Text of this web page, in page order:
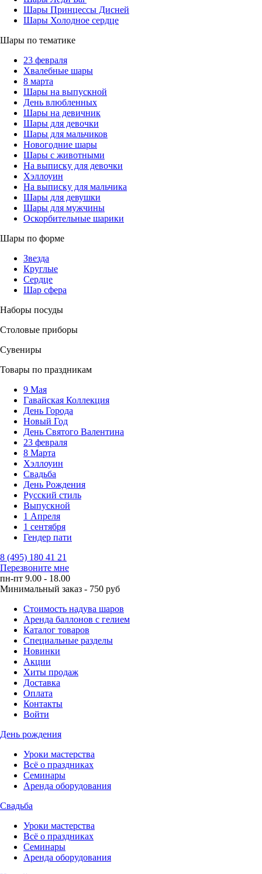
Шары Принцессы Дисней
Шары Холодное сердце
Шары по тематике
23 февраля
Хвалебные шары
8 марта
Шары на выпускной
День влюбленных
Шары на девичник
Шары для девочки
Шары для мальчиков
Новогодние шары
Шары с животными
На выписку для девочки
Хэллоуин
На выписку для мальчика
Шары для девушки
Шары для мужчины
Оскорбительные шарики
Шары по форме
Звезда
Круглые
Сердце
Шар сфера
Наборы посуды
Столовые приборы
Сувениры
Товары по праздникам
9 Мая
Гавайская Коллекция
День Города
Новый Год
День Святого Валентина
23 февраля
8 Марта
Хэллоуин
Свадьба
День Рождения
Русский стиль
Выпускной
1 Апреля
1 сентября
Гендер пати
8 (495) 180 41 21
Перезвоните мне
пн-пт 9.00 - 18.00
Минимальный заказ - 750 руб
Стоимость надува шаров
Аренда баллонов с гелием
Каталог товаров
Специальные разделы
Новинки
Акции
Хиты продаж
Доставка
Оплата
Контакты
Войти
День рождения
Уроки мастерства
Всё о праздниках
Семинары
Аренда оборудования
Свадьба
Уроки мастерства
Всё о праздниках
Семинары
Аренда оборудования